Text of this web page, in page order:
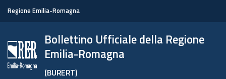
Regione Emilia-Romagna
Bollettino Ufficiale della Regione
Emilia-Romagna
(BURERT)